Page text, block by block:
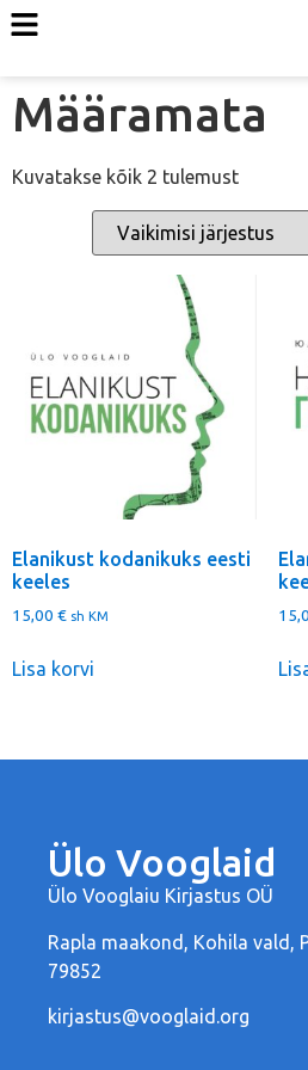
Määramata
Kuvatakse kõik 2 tulemust
Elanikust kodanikuks eesti
keeles
15,00 € sh KM
Lisa korvi
Ülo Vooglaid
Ülo Vooglaiu Kirjastus OÜ
Rapla maakond, Kohila vald,
79852
kirjastus@vooglaid.org